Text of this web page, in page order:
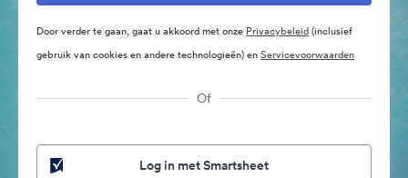
Door verder te gaan, gaat u akkoord met onze Privacybeleid(inclusief
gebruik van cookies en andere technologieën) enServicevoorwaarden
Of
Log in met Smartsheet